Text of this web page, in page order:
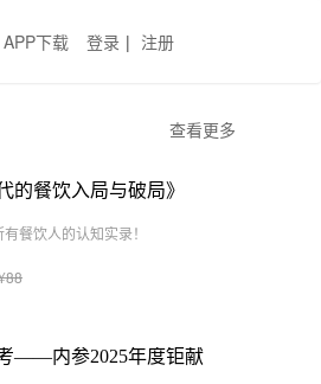
APP下载 登录 | 注册
查看更多
的餐饮入局与破局》
餐饮人的认知实录！
——内参2025年度钜献